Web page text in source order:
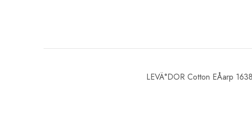
LEVÄ°DOR Cotton EÅarp